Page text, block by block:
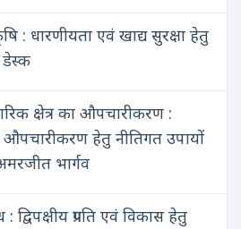
: धारणीयता एवं खाद्य सुरक्षा हेतु
क्षेत्र का औपचारीकरण :
औपचारीकरण हेतु नीतिगत उपायों
भार्गव
प्रगति एवं विकास हेतु